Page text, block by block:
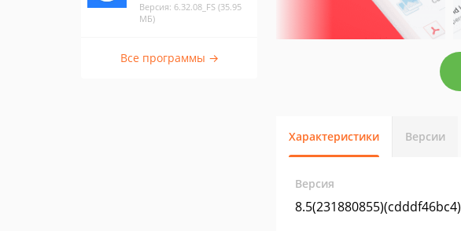
Версия: 6.32.08_FS (35.95
МБ)
Все программы →
Характеристики Версии
Версия
8.5(231880855)(cdddf46bc4)